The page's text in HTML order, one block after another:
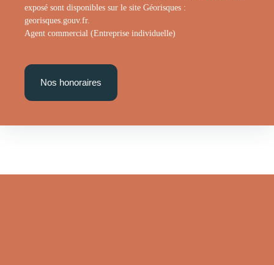
exposé sont disponibles sur le site Géorisques :
georisques.gouv.fr.
Agent commercial (Entreprise individuelle)
Nos honoraires